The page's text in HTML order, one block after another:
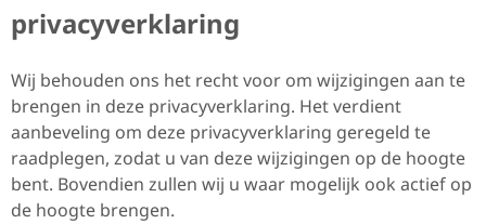
privacyverklaring
Wij behouden ons het recht voor om wijzigingen aan te
brengen in deze privacyverklaring. Het verdient
aanbeveling om deze privacyverklaring geregeld te
raadplegen, zodat u van deze wijzigingen op de hoogte
bent. Bovendien zullen wij u waar mogelijk ook actief op
de hoogte brengen.